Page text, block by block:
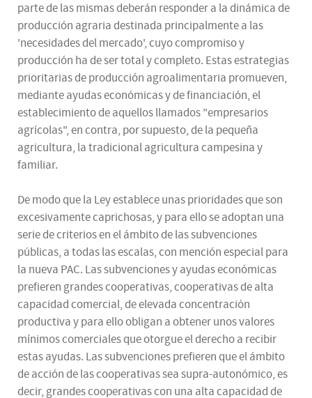
parte de las mismas deberán responder a la dinámica de
producción agraria destinada principalmente a las
'necesidades del mercado', cuyo compromiso y
producción ha de ser total y completo. Estas estrategias
prioritarias de producción agroalimentaria promueven,
mediante ayudas económicas y de financiación, el
establecimiento de aquellos llamados "empresarios
agrícolas", en contra, por supuesto, de la pequeña
agricultura, la tradicional agricultura campesina y
familiar.
De modo que la Ley establece unas prioridades que son
excesivamente caprichosas, y para ello se adoptan una
serie de criterios en el ámbito de las subvenciones
públicas, a todas las escalas, con mención especial para
la nueva PAC. Las subvenciones y ayudas económicas
prefieren grandes cooperativas, cooperativas de alta
capacidad comercial, de elevada concentración
productiva y para ello obligan a obtener unos valores
mínimos comerciales que otorgue el derecho a recibir
estas ayudas. Las subvenciones prefieren que el ámbito
de acción de las cooperativas sea supra-autonómico, es
decir, grandes cooperativas con una alta capacidad de